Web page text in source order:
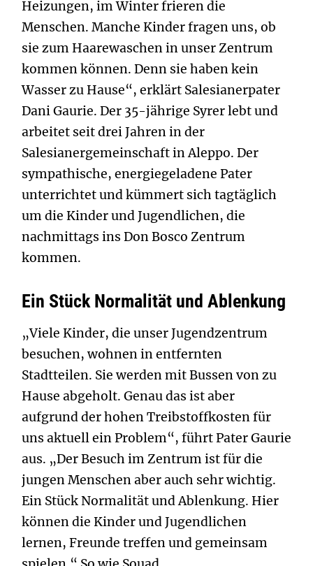
Heizungen, im Winter frieren die
Menschen. Manche Kinder fragen uns, ob
sie zum Haarewaschen in unser Zentrum
kommen können. Denn sie haben kein
Wasser zu Hause“, erklärt Salesianerpater
Dani Gaurie. Der 35-jährige Syrer lebt und
arbeitet seit drei Jahren in der
Salesianergemeinschaft in Aleppo. Der
sympathische, energiegeladene Pater
unterrichtet und kümmert sich tagtäglich
um die Kinder und Jugendlichen, die
nachmittags ins Don Bosco Zentrum
kommen.
Ein Stück Normalität und Ablenkung
„Viele Kinder, die unser Jugendzentrum
besuchen, wohnen in entfernten
Stadtteilen. Sie werden mit Bussen von zu
Hause abgeholt. Genau das ist aber
aufgrund der hohen Treibstoffkosten für
uns aktuell ein Problem“, führt Pater Gaurie
aus. „Der Besuch im Zentrum ist für die
jungen Menschen aber auch sehr wichtig.
Ein Stück Normalität und Ablenkung. Hier
können die Kinder und Jugendlichen
lernen, Freunde treffen und gemeinsam